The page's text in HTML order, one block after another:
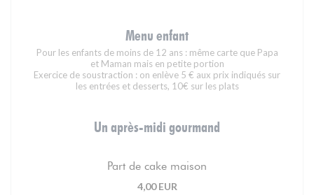
Menu enfant
Pour les enfants de moins de 12 ans : même carte que Papa
et Maman mais en petite portion
Exercice de soustraction : on enlève 5 € aux prix indiqués sur
les entrées et desserts, 10€ sur les plats
Un après-midi gourmand
Part de cake maison
4,00 EUR